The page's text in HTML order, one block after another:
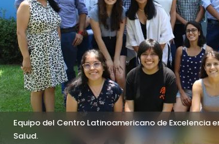
Equipo del Centro Latinoamericano de Excelencia
Salud.